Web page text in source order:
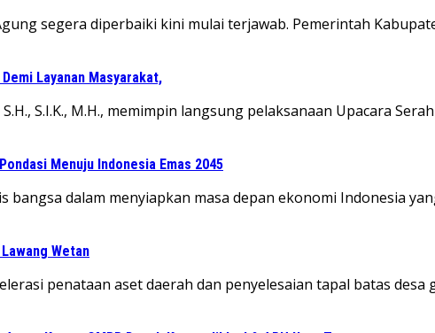
segera diperbaiki kini mulai terjawab. Pemerintah
Layanan Masyarakat,
S.I.K., M.H., memimpin langsung pelaksanaan Upacara
Menuju Indonesia Emas 2045
dalam menyiapkan masa depan ekonomi Indonesia
Wetan
penataan aset daerah dan penyelesaian tapal batas desa